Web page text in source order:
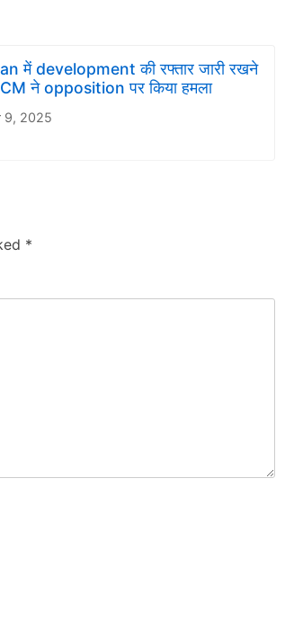
में development की रफ्तार जारी रखने
CM ने opposition पर किया हमला
9, 2025
*